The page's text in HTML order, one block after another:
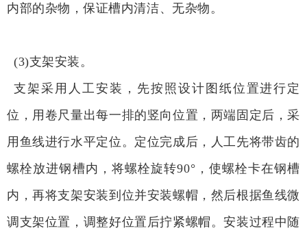
内部的杂物，保证槽内清洁、无杂物。
(3)支架安装。
支架采用人工安装，先按照设计图纸位置进行定
位，用卷尺量出每一排的竖向位置，两端固定后，采
用鱼线进行水平定位。定位完成后，人工先将带齿的
螺栓放进钢槽内，将螺栓旋转90°，使螺栓卡在钢槽
内，再将支架安装到位并安装螺帽，然后根据鱼线微
调支架位置，调整好位置后拧紧螺帽。安装过程中随